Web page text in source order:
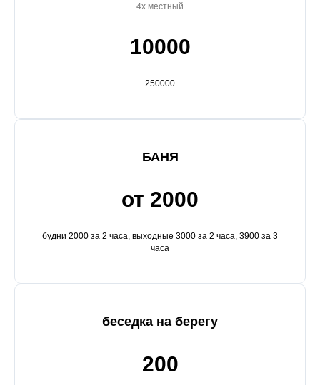
4х местный
10000
250000
БАНЯ
от 2000
будни 2000 за 2 часа, выходные 3000 за 2 часа, 3900 за 3
часа
беседка на берегу
200